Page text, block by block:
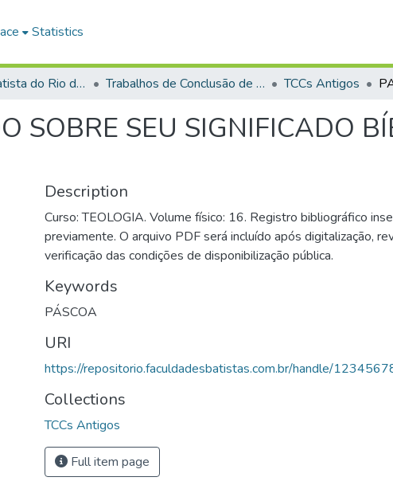
Statistics
Faculdade Batista do Rio de Janeiro (FABAT-RJ) Trabalhos de Conclusão de Curso (TCC) TCCs Antigos
SOBRE SEU SIGNIFICADO
Description
Curso: TEOLOGIA. Volume físico: 16. Registro bibliográfico
previamente. O arquivo PDF será incluído após digitalização,
verificação das condições de disponibilização pública.
Keywords
PÁSCOA
URI
https://repositorio.faculdadesbatistas.com.br/handle/
Collections
TCCs Antigos
Full item page